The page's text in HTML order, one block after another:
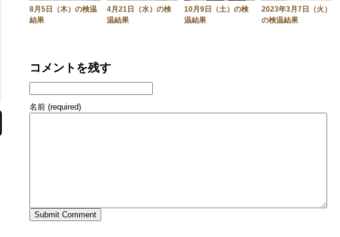
8月5日（木）の検温
結果
4月21日（水）の検
温結果
10月9日（土）の検
温結果
2023年3月7日（火）
の検温結果
コメントを残す
名前 (required)